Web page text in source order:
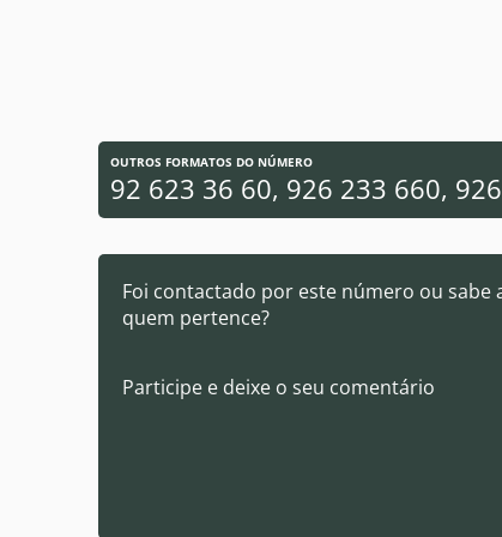
OUTROS FORMATOS DO NÚMERO
92 623 36 60, 926 233 660,
Foi contactado por este número ou sabe
quem pertence?
Participe e deixe o seu comentário